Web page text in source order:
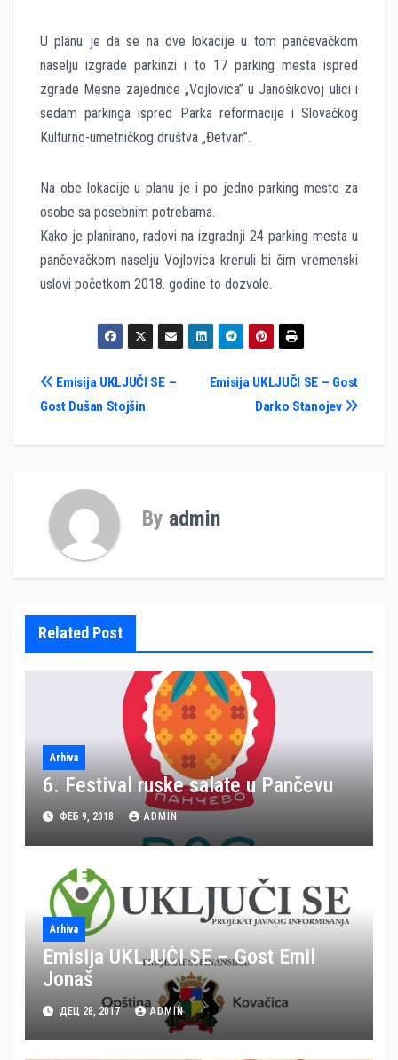
U planu je da se na dve lokacije u tom pančevačkom
naselju izgrade parkinzi i to 17 parking mesta ispred
zgrade Mesne zajednice „Vojlovica” u Janošikovoj ulici i
sedam parkinga ispred Parka reformacije i Slovačkog
Kulturno-umetničkog društva „Đetvan”.
Na obe lokacije u planu je i po jedno parking mesto za
osobe sa posebnim potrebama.
Kako je planirano, radovi na izgradnji 24 parking mesta u
pančevačkom naselju Vojlovica krenuli bi čim vremenski
uslovi početkom 2018. godine to dozvole.
Кретање
чланка
Emisija UKLJUČI SE – Gost
Darko Stanojev
Emisija UKLJUČI SE –
Gost Dušan Stojšin
By admin
Related Post
Arhiva
6. Festival ruske salate u Pančevu
ФЕБ 9, 2018 ADMIN
Arhiva
Emisija UKLJUČI SE – Gost Emil
Jonaš
ДЕЦ 28, 2017 ADMIN